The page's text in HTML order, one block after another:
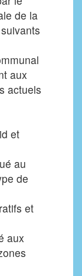
de la
aux
actuels
et
au
de
et
aux